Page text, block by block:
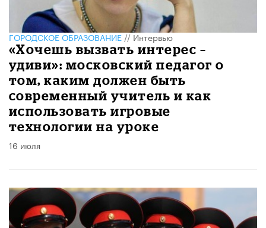
ГОРОДСКОЕ ОБРАЗОВАНИЕ//Интервью
«Хочешь вызвать интерес –
удиви»: московский педагог о
том, каким должен быть
современный учитель и как
использовать игровые
технологии на уроке
16 июля